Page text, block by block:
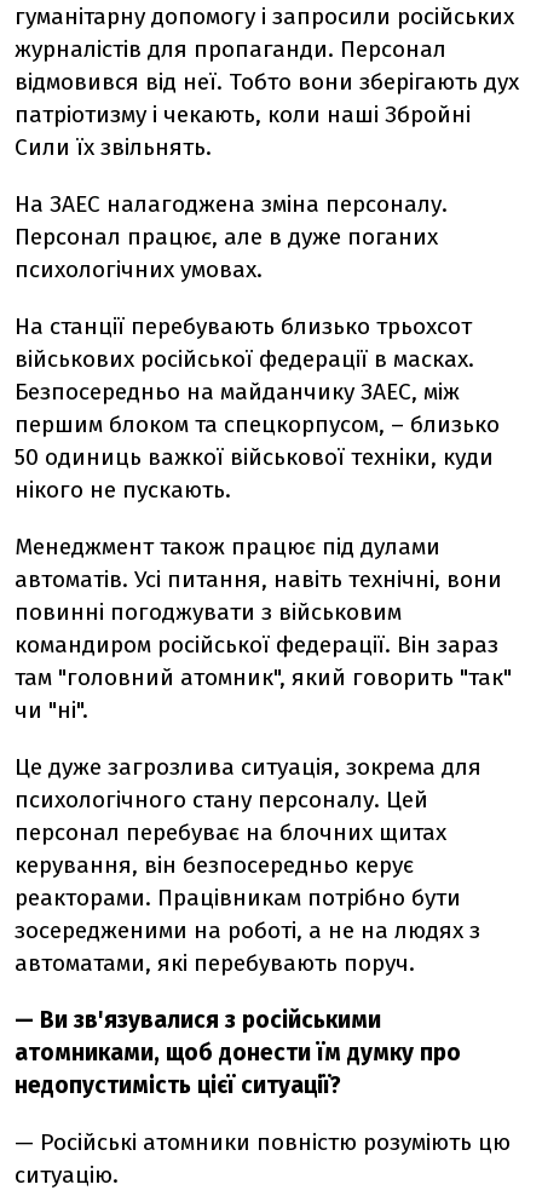
гуманітарну допомогу і запросили російських
журналістів для пропаганди. Персонал
відмовився від неї. Тобто вони зберігають дух
патріотизму і чекають, коли наші Збройні
Сили їх звільнять.
На ЗАЕС налагоджена зміна персоналу.
Персонал працює, але в дуже поганих
психологічних умовах.
На станції перебувають близько трьохсот
військових російської федерації в масках.
Безпосередньо на майданчику ЗАЕС, між
першим блоком та спецкорпусом, – близько
50 одиниць важкої військової техніки, куди
нікого не пускають.
Менеджмент також працює під дулами
автоматів. Усі питання, навіть технічні, вони
повинні погоджувати з військовим
командиром російської федерації. Він зараз
там "головний атомник", який говорить "так"
чи "ні".
Це дуже загрозлива ситуація, зокрема для
психологічного стану персоналу. Цей
персонал перебуває на блочних щитах
керування, він безпосередньо керує
реакторами. Працівникам потрібно бути
зосередженими на роботі, а не на людях з
автоматами, які перебувають поруч.
— Ви зв'язувалися з російськими
атомниками, щоб донести їм думку про
недопустимість цієї ситуації?
— Російські атомники повністю розуміють цю
ситуацію.